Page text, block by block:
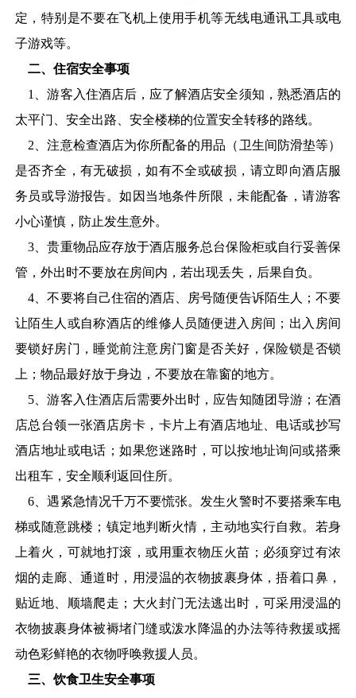
定，特别是不要在飞机上使用手机等无线电通讯工具或电
子游戏等。
二、住宿安全事项
1
、游客入住酒店后，应了解酒店安全须知，熟悉酒店的
太平门、安全出路、安全楼梯的位置安全转移的路线。
2 、注意检查酒店为你所配备的用品（卫生间防滑垫等）
是否齐全，有无破损，如有不全或破损，请立即向酒店服
务员或导游报告。如因当地条件所限，未能配备，请游客
小心谨慎，防止发生意外。
3 、贵重物品应存放于酒店服务总台保险柜或自行妥善保
管，外出时不要放在房间内，若出现丢失，后果自负。
4 、不要将自己住宿的酒店、房号随便告诉陌生人；不要
让陌生人或自称酒店的维修人员随便进入房间；出入房间
要锁好房门，睡觉前注意房门窗是否关好，保险锁是否锁
上；物品最好放于身边，不要放在靠窗的地方。
5 、游客入住酒店后需要外出时，应告知随团导游；在酒
店总台领一张酒店房卡，卡片上有酒店地址、电话或抄写
酒店地址或电话；如果您迷路时，可以按地址询问或搭乘
出租车，安全顺利返回住所。
6 、遇紧急情况千万不要慌张。发生火警时不要搭乘车电
梯或随意跳楼；镇定地判断火情，主动地实行自救。若身
上着火，可就地打滚，或用重衣物压火苗；必须穿过有浓
烟的走廊、通道时，用浸温的衣物披裹身体，捂着口鼻，
贴近地、顺墙爬走；大火封门无法逃出时，可采用浸温的
衣物披裹身体被褥堵门缝或泼水降温的办法等待救援或摇
动色彩鲜艳的衣物呼唤救援人员。
三、饮食卫生安全事项